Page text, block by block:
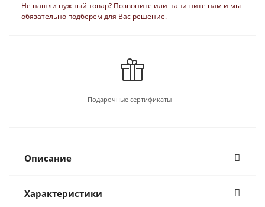
Не нашли нужный товар? Позвоните или напишите нам и мы
обязательно подберем для Вас решение.
Подарочные сертификаты
Описание
Характеристики